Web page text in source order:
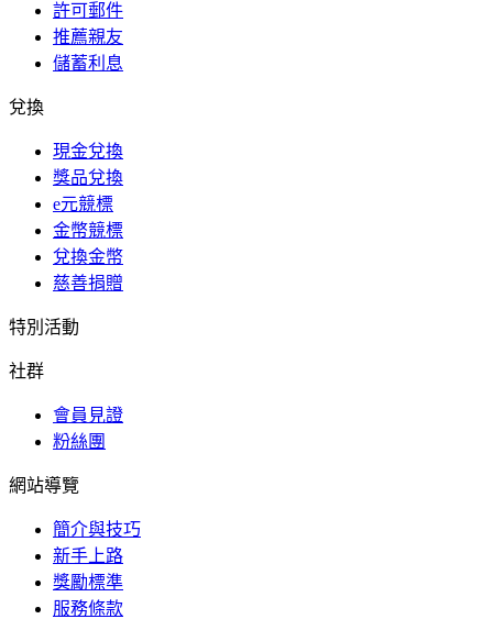
許可郵件
推薦親友
儲蓄利息
兌換
現金兌換
獎品兌換
e元競標
金幣競標
兌換金幣
慈善捐贈
特別活動
社群
會員見證
粉絲團
網站導覽
簡介與技巧
新手上路
獎勵標準
服務條款